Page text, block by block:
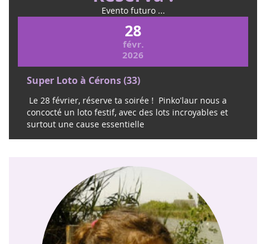
Evento futuro ...
28
févr.
2026
Super Loto à Cérons (33)
Le 28 février, réserve ta soirée ! Pinko'laur nous a
concocté un loto festif, avec des lots incroyables et
surtout une cause essentielle